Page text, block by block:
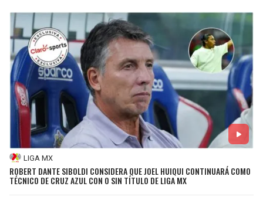
LIGA MX
ROBERT DANTE SIBOLDI CONSIDERA QUE JOEL HUIQUI CONTINUARÁ COMO
TÉCNICO DE CRUZ AZUL CON O SIN TÍTULO DE LIGA MX